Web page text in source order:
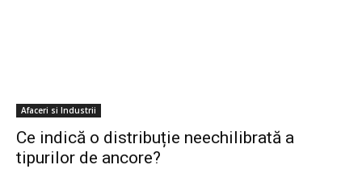
Afaceri si Industrii
Ce indică o distribuție neechilibrată a
tipurilor de ancore?